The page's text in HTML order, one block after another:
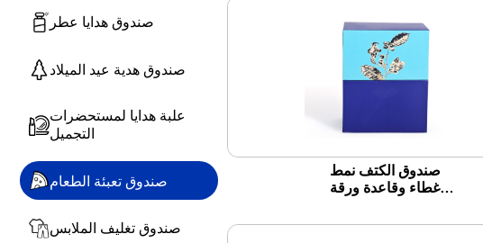
صندوق هدايا عطر
صندوق هدية عيد الميلاد
علبة هدايا لمستحضرات
التجميل
صندوق تعبئة الطعام
صندوق تغليف الملابس
صندوق الكتف نمط
غطاء وقاعدة ورقة